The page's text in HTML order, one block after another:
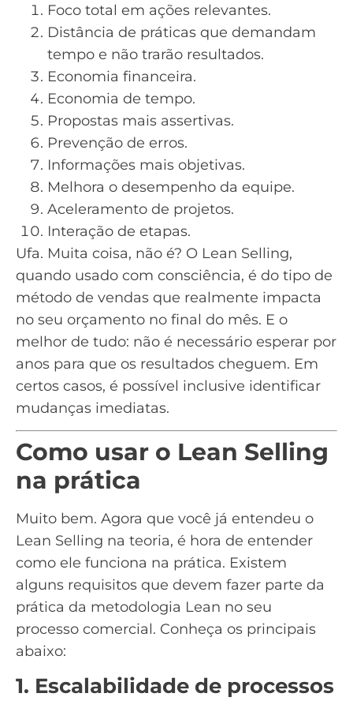
Foco total em ações relevantes.
Distância de práticas que demandam
tempo e não trarão resultados.
Economia financeira.
Economia de tempo.
Propostas mais assertivas.
Prevenção de erros.
Informações mais objetivas.
Melhora o desempenho da equipe.
Aceleramento de projetos.
Interação de etapas.
Ufa. Muita coisa, não é? O Lean Selling,
quando usado com consciência, é do tipo de
método de vendas que realmente impacta
no seu orçamento no final do mês. E o
melhor de tudo: não é necessário esperar por
anos para que os resultados cheguem. Em
certos casos, é possível inclusive identificar
mudanças imediatas.
Como usar o Lean Selling
na prática
Muito bem. Agora que você já entendeu o
Lean Selling na teoria, é hora de entender
como ele funciona na prática. Existem
alguns requisitos que devem fazer parte da
prática da metodologia Lean no seu
processo comercial. Conheça os principais
abaixo:
1. Escalabilidade de processos